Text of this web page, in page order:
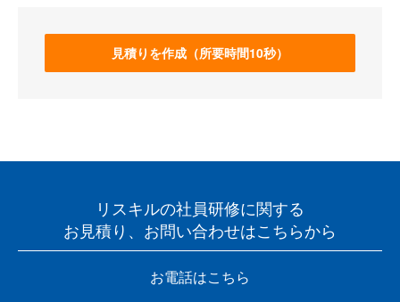
見積りを作成（所要時間10秒）
リスキルの社員研修に関する
お見積り、お問い合わせはこちらから
お電話はこちら